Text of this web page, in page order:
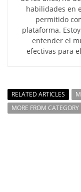
habilidades en
permitido
plataforma.
entender el
efectivas para
RELATED ARTICLES
MORE FROM CATEGORY